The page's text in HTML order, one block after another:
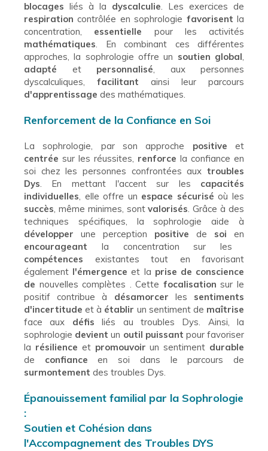
blocages liés à la dyscalculie. Les exercices de
respiration contrôlée en sophrologie favorisent la
concentration, essentielle pour les activités
mathématiques. En combinant ces différentes
approches, la sophrologie offre un soutien global,
adapté et personnalisé, aux personnes
dyscalculiques, facilitant ainsi leur parcours
d'apprentissage des mathématiques.
Renforcement de la Confiance en Soi
La sophrologie, par son approche positive et
centrée sur les réussites, renforce la confiance en
soi chez les personnes confrontées aux troubles
Dys. En mettant l'accent sur les capacités
individuelles, elle offre un espace sécurisé où les
succès, même minimes, sontvalorisés. Grâce à des
techniques spécifiques, la sophrologie aide à
développer une perception positive de soi en
encourageant la concentration sur les
compétences existantes tout en favorisant
également l'émergenceet la prise de conscience
de nouvelles complètes . Cette focalisation sur le
positif contribue à désamorcer les sentiments
d'incertitudeet à établir un sentiment de maîtrise
face aux défis liés au troubles Dys. Ainsi, la
sophrologie devient un outil puissant pour favoriser
la résilience etpromouvoir un sentiment durable
de confiance en soi dans le parcours de
surmontement des troubles Dys.
Épanouissement familial par la Sophrologie
:
Soutien et Cohésion dans
l'Accompagnement des Troubles DYS